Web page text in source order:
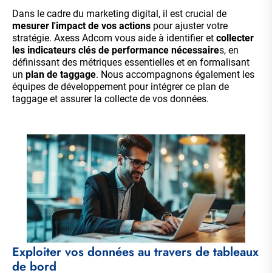
Dans le cadre du marketing digital, il est crucial de
mesurer l'impact de vos actions pour ajuster votre
stratégie. Axess Adcom vous aide à identifier et collecter
les indicateurs clés de performance nécessaires, en
définissant des métriques essentielles et en formalisant
un plan de taggage. Nous accompagnons également les
équipes de développement pour intégrer ce plan de
taggage et assurer la collecte de vos données.
Exploiter vos données au travers de tableaux
de bord